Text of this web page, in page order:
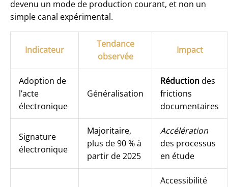
devenu un mode de production courant, et non un
simple canal expérimental.
Indicateur
Tendance
observée
Impact
Adoption de
l’acte
électronique
Généralisation
Réductiondes
frictions
documentaires
Signature
électronique
Majoritaire,
plus de 90 % à
partir de 2025
Accélération
des processus
en étude
Accessibilité